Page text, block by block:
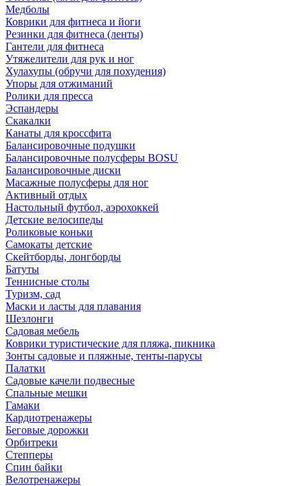
Медболы
Коврики для фитнеса и йоги
Резинки для фитнеса (ленты)
Гантели для фитнеса
Утяжелители для рук и ног
Хулахупы (обручи для похудения)
Упоры для отжиманий
Ролики для пресса
Эспандеры
Скакалки
Канаты для кроссфита
Балансировочные подушки
Балансировочные полусферы BOSU
Балансировочные диски
Масажные полусферы для ног
Активный отдых
Настольный футбол, аэрохоккей
Детские велосипеды
Роликовые коньки
Самокаты детские
Скейтборды, лонгборды
Батуты
Теннисные столы
Туризм, сад
Маски и ласты для плавания
Шезлонги
Садовая мебель
Коврики туристические для пляжа, пикника
Зонты садовые и пляжные, тенты-парусы
Палатки
Садовые качели подвесные
Спальные мешки
Гамаки
Кардиотренажеры
Беговые дорожки
Орбитреки
Степперы
Спин байки
Велотренажеры